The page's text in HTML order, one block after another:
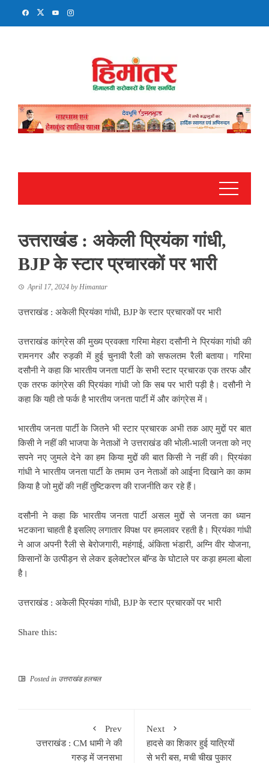
उत्तराखंड : अकेली प्रियंका गांधी,
BJP के स्टार प्रचारकों पर भारी
April 17, 2024 byHimantar
उत्तराखंड : अकेली प्रियंका गांधी, BJP के स्टार प्रचारकों पर भारी
उत्तराखंड कांग्रेस की मुख्य प्रवक्ता गरिमा मेहरा दसौनी ने प्रियंका गांधी की
रामनगर और रुड़की में हुई चुनावी रैली को सफलतम रैली बताया। गरिमा
दसौनी ने कहा कि भारतीय जनता पार्टी के सभी स्टार प्रचारक एक तरफ और
एक तरफ कांग्रेस की प्रियंका गांधी जो कि सब पर भारी पड़ी है। दसौनी ने
कहा कि यही तो फर्क है भारतीय जनता पार्टी में और कांग्रेस में।
भारतीय जनता पार्टी के जितने भी स्टार प्रचारक अभी तक आए मुद्दों पर बात
किसी ने नहीं की भाजपा के नेताओं ने उत्तराखंड की भोली-भाली जनता को नए
सपने नए जुमले देने का हम किया मुद्दों की बात किसी ने नहीं की। प्रियंका
गांधी ने भारतीय जनता पार्टी के तमाम उन नेताओं को आईना दिखाने का काम
किया है जो मुद्दों की नहीं तुष्टिकरण की राजनीति कर रहे हैं।
दसौनी ने कहा कि भारतीय जनता पार्टी असल मुद्दों से जनता का ध्यान
भटकाना चाहती है इसलिए लगातार विपक्ष पर हमलावर रहती है। प्रियंका गांधी
ने आज अपनी रैली से बेरोजगारी, महंगाई, अंकिता भंडारी, अग्नि वीर योजना,
किसानों के उत्पीड़न से लेकर इलेक्टोरल बॉन्ड के घोटाले पर कड़ा हमला बोला
है।
उत्तराखंड : अकेली प्रियंका गांधी, BJP के स्टार प्रचारकों पर भारी
Share this:
Posted in उत्तराखंड हलचल
Prev
उत्तराखंड : CM धामी ने की
गरुड़ में जनसभा
Next
हादसे का शिकार हुई यात्रियों
से भरी बस, मची चीख पुकार